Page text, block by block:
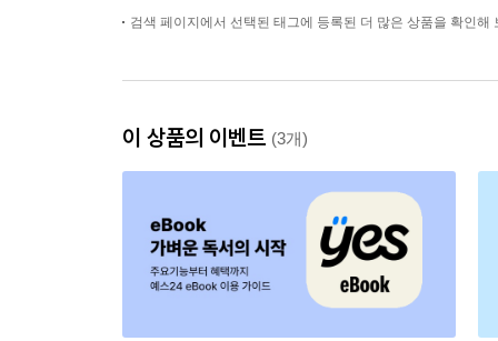
검색 페이지에서 선택된 태그에 등록된 더 많은 상품을 확인해
이 상품의 이벤트 (3개)